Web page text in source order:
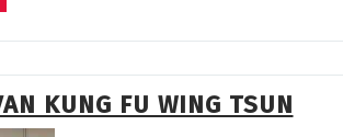
KUNG FU WING TSUN